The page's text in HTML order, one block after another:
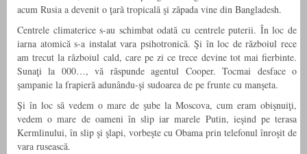
acum Rusia a devenit o ţară tropicală şi zăpada vine din Bangladesh.
Centrele climaterice s-au schimbat odată cu centrele puterii. În loc de
iarna atomică s-a instalat vara psihotronică. Şi în loc de războiul rece
am trecut la războiul cald, care pe zi ce trece devine tot mai fierbinte.
Sunaţi la 000…, vă răspunde agentul Cooper. Tocmai desface o
şampanie la frapieră adunându-şi sudoarea de pe frunte cu manşeta.
Şi în loc să vedem o mare de şube la Moscova, cum eram obişnuiţi,
vedem o mare de oameni în slip iar marele Putin, ieşind pe terasa
Kermlinului, în slip şi şlapi, vorbeşte cu Obama prin telefonul înroşit de
vara rusească.